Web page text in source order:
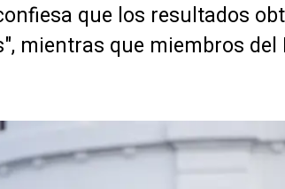
que los resultados
mientras que miembros